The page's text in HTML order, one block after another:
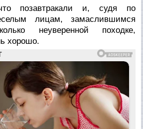
позавтракали и, судя по
лицам, замаслившимся
неуверенной походке,
хорошо.